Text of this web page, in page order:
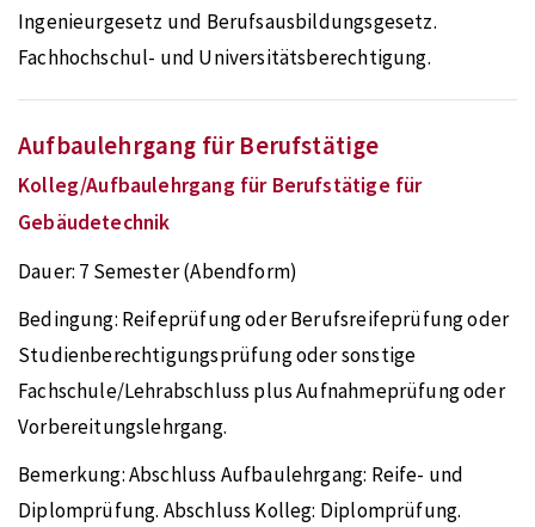
Ingenieurgesetz und Berufsausbildungsgesetz.
Fachhochschul- und Universitätsberechtigung.
Aufbaulehrgang für Berufstätige
Kolleg/Aufbaulehrgang für Berufstätige für
Gebäudetechnik
Dauer: 7 Semester (Abendform)
Bedingung: Reifeprüfung oder Berufsreifeprüfung oder
Studienberechtigungsprüfung oder sonstige
Fachschule/Lehrabschluss plus Aufnahmeprüfung oder
Vorbereitungslehrgang.
Bemerkung:Abschluss Aufbaulehrgang: Reife- und
Diplomprüfung. Abschluss Kolleg: Diplomprüfung.